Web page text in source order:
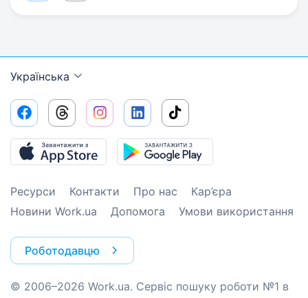
Українська
Ресурси Контакти Про нас
Кар’єра
Новини Work.ua
Допомога Умови використання
Роботодавцю
© 2006–2026 Work.ua. Сервіс пошуку роботи №1 в